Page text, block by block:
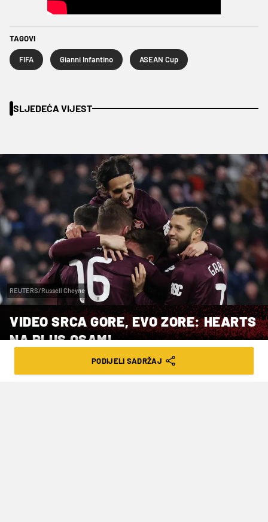
TAGOVI
FIFA Gianni Infantino ASEAN Cup
SLJEDEĆA VIJEST
REUTERS/Russell Cheyne
VIDEO SRCA GORE, EVO ZORE: HEARTS
NA PLUS OSAM!
PODIJELI SADRŽAJ